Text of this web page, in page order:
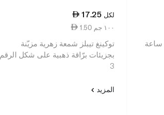
آلادينو شموع معطرة تدوم 30 ساعة
17.25 لكل
1.50 ١٠٠ جم
توكينغ تيبلز شمعة زهرية مزيّنة
بجزيئات برّاقة ذهبية على شكل الرقم
3
المزيد